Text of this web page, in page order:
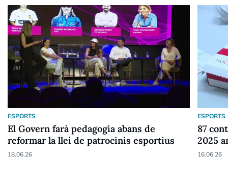
ESPORTS
El Govern farà pedagogia abans de
reformar la llei de patrocinis esportius
18.06.26
ESPORTS
87
2025
16.06.26